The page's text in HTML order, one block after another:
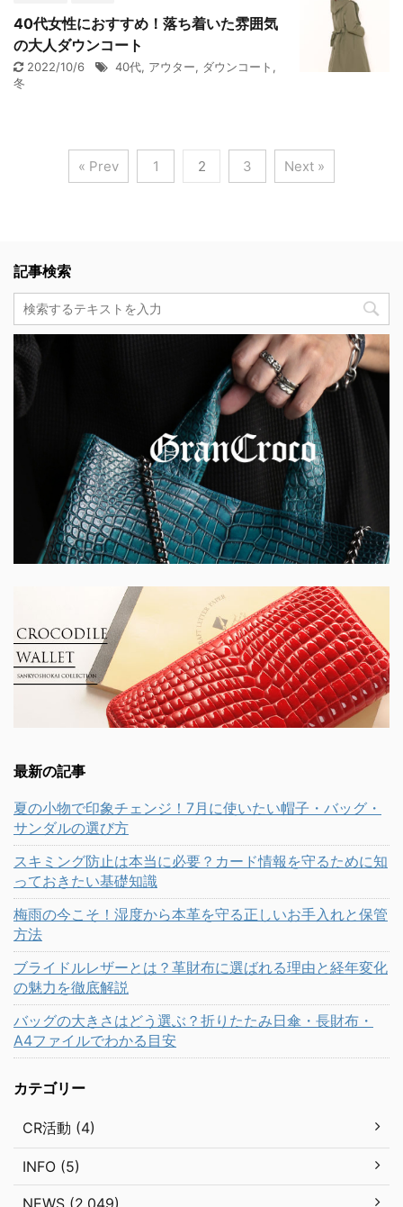
40代女性におすすめ！落ち着いた雰囲気
の大人ダウンコート
2022/10/6 40代, アウター, ダウンコート ,
冬
« Prev 1 2 3 Next »
記事検索
最新の記事
夏の小物で印象チェンジ！7月に使いたい帽子・バッグ・
サンダルの選び方
スキミング防止は本当に必要？カード情報を守るために知
っておきたい基礎知識
梅雨の今こそ！湿度から本革を守る正しいお手入れと保管
方法
ブライドルレザーとは？革財布に選ばれる理由と経年変化
の魅力を徹底解説
バッグの大きさはどう選ぶ？折りたたみ日傘・長財布・
A4ファイルでわかる目安
カテゴリー
CR活動 (4)
INFO (5)